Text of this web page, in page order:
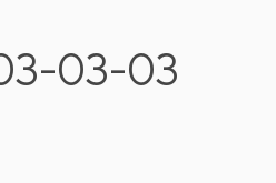
03-03